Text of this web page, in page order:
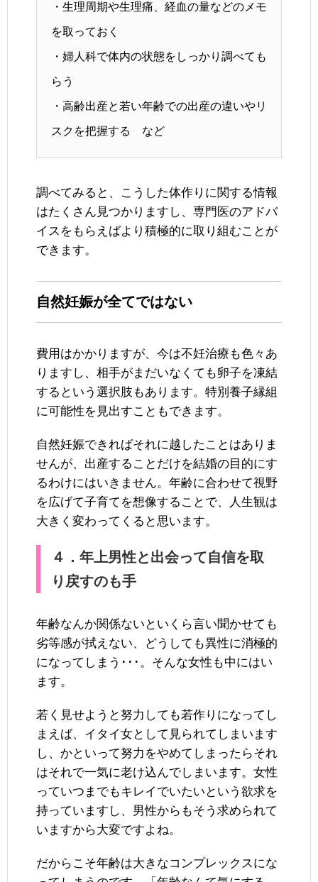
・生理周期や生理痛、経血の量などのメモ
を取っておく
・婦人科で体内の状態をしっかり調べても
らう
・高齢出産と若い年齢での出産の違いやリ
スクを把握する など
調べてみると、こうした体作りに関する情報
はたくさん見つかりますし、専門医のアドバ
イスをもらえばより積極的に取り組むことが
できます。
自然妊娠が全てではない
費用はかかりますが、今は不妊治療も色々あ
りますし、相手がまだいなくても卵子を凍結
するという選択肢もあります。特別養子縁組
に可能性を見出すこともできます。
自然妊娠できればそれに越したことはありま
せんが、出産することだけを結婚の目的にす
るわけにはいきません。年齢に合わせて視野
を広げて子育てを想像することで、人生観は
大きく変わってくると思います。
４．年上男性と出会って自信を取
り戻すのも手
年齢なんか関係ないといくら言い聞かせても
劣等感が拭えない、どうしても異性に消極的
になってしまう･･･。そんな女性も中にはい
ます。
若く見せようと努力しても若作りになってし
まえば、イタイ女として見られてしまいます
し、かといって努力をやめてしまったらそれ
はそれで一気に老け込んでしまいます。女性
っていつまでもキレイでいたいという欲求を
持っていますし、男性からもそう求められて
いますから大変ですよね。
だからこそ年齢は大きなコンプレックスにな